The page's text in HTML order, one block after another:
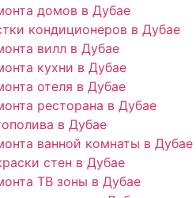
домов в Дубае
кондиционеров в Дубае
вилл в Дубае
кухни в Дубае
отеля в Дубае
ресторана в Дубае
в Дубае
ванной комнаты в Дубае
стен в Дубае
ТВ зоны в Дубае